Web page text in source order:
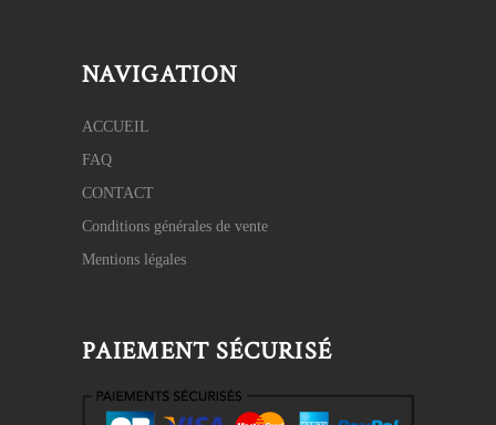
NAVIGATION
ACCUEIL
FAQ
CONTACT
Conditions générales de vente
Mentions légales
PAIEMENT SÉCURISÉ